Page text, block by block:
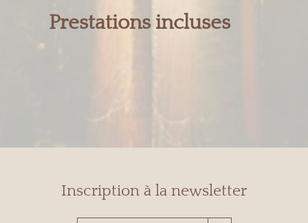
Prestations incluses
Inscription à la newsletter